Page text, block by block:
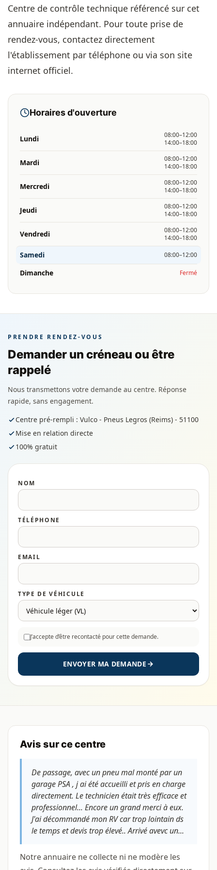
Centre de contrôle technique référencé sur cet
annuaire indépendant. Pour toute prise de
rendez-vous, contactez directement
l'établissement par téléphone ou via son site
internet officiel.
Horaires d'ouverture
Lundi
08:00–12:00
14:00–18:00
Mardi
08:00–12:00
14:00–18:00
Mercredi
08:00–12:00
14:00–18:00
Jeudi
08:00–12:00
14:00–18:00
Vendredi
08:00–12:00
14:00–18:00
Samedi 08:00–12:00
Dimanche Fermé
PRENDRE RENDEZ-VOUS
Demander un créneau ou être
rappelé
Nous transmettons votre demande au centre. Réponse
rapide, sans engagement.
Centre pré-rempli : Vulco - Pneus Legros (Reims) - 51100
Mise en relation directe
100% gratuit
NOM
TÉLÉPHONE
EMAIL
TYPE DE VÉHICULE
J’accepte d’être recontacté pour cette demande.
ENVOYER MA DEMANDE
Avis sur ce centre
De passage, avec un pneu mal monté par un
garage PSA , j ai été accueilli et pris en charge
directement. Le technicien était très efficace et
professionnel... Encore un grand merci à eux.
J'ai décommandé mon RV car trop lointain ds
le temps et devis trop élevé.. Arrivé avevc un...
Notre annuaire ne collecte ni ne modère les